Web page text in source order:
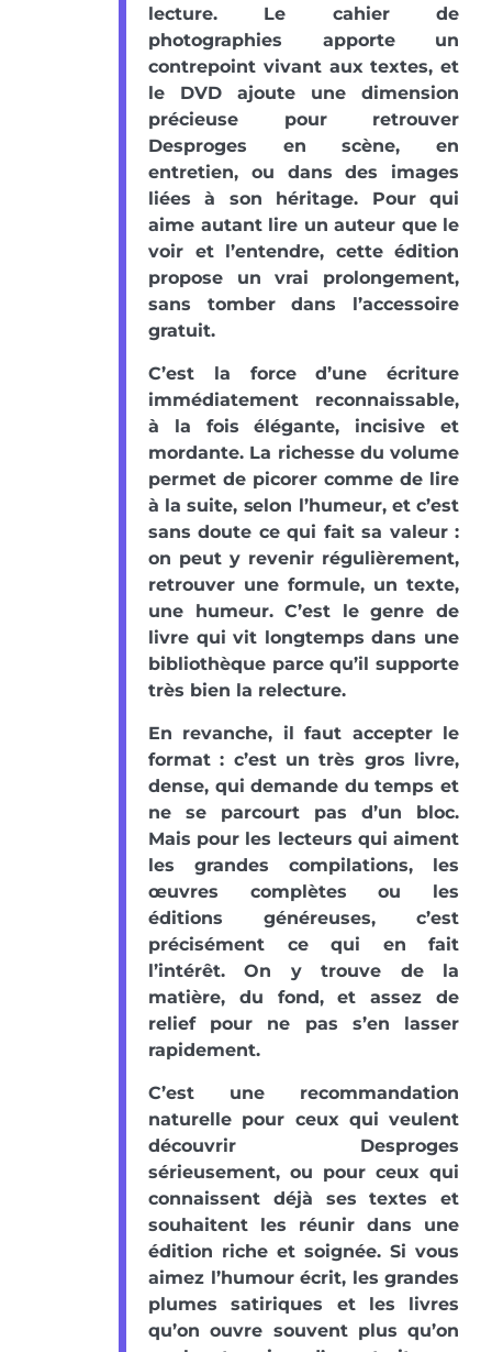
lecture. Le cahier de
photographies apporte un
contrepoint vivant aux textes, et
le DVD ajoute une dimension
précieuse pour retrouver
Desproges en scène, en
entretien, ou dans des images
liées à son héritage. Pour qui
aime autant lire un auteur que le
voir et l’entendre, cette édition
propose un vrai prolongement,
sans tomber dans l’accessoire
gratuit.
C’est la force d’une écriture
immédiatement reconnaissable,
à la fois élégante, incisive et
mordante. La richesse du volume
permet de picorer comme de lire
à la suite, selon l’humeur, et c’est
sans doute ce qui fait sa valeur :
on peut y revenir régulièrement,
retrouver une formule, un texte,
une humeur. C’est le genre de
livre qui vit longtemps dans une
bibliothèque parce qu’il supporte
très bien la relecture.
En revanche, il faut accepter le
format : c’est un très gros livre,
dense, qui demande du temps et
ne se parcourt pas d’un bloc.
Mais pour les lecteurs qui aiment
les grandes compilations, les
œuvres complètes ou les
éditions généreuses, c’est
précisément ce qui en fait
l’intérêt. On y trouve de la
matière, du fond, et assez de
relief pour ne pas s’en lasser
rapidement.
C’est une recommandation
naturelle pour ceux qui veulent
découvrir Desproges
sérieusement, ou pour ceux qui
connaissent déjà ses textes et
souhaitent les réunir dans une
édition riche et soignée. Si vous
aimez l’humour écrit, les grandes
plumes satiriques et les livres
qu’on ouvre souvent plus qu’on